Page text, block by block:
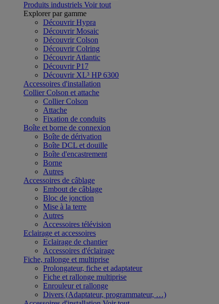
Produits industriels Voir tout
Explorer par gamme
Découvrir Hypra
Découvrir Mosaic
Découvrir Colson
Découvrir Colring
Découvrir Atlantic
Découvrir P17
Découvrir XL³ HP 6300
Accessoires d'installation
Collier Colson et attache
Collier Colson
Attache
Fixation de conduits
Boîte et borne de connexion
Boîte de dérivation
Boîte DCL et douille
Boîte d'encastrement
Borne
Autres
Accessoires de câblage
Embout de câblage
Bloc de jonction
Mise à la terre
Autres
Accessoires télévision
Eclairage et accessoires
Eclairage de chantier
Accessoires d'éclairage
Fiche, rallonge et multiprise
Prolongateur, fiche et adaptateur
Fiche et rallonge multiprise
Enrouleur et rallonge
Divers (Adaptateur, programmateur, …)